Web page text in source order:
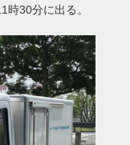
時30分に出る。